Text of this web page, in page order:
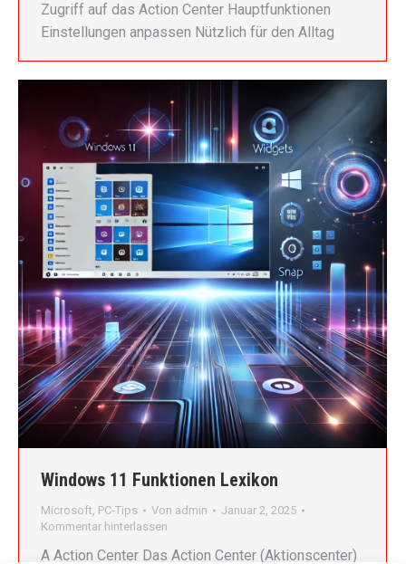
Zugriff auf das Action Center Hauptfunktionen
Einstellungen anpassen Nützlich für den Alltag
Windows 11 Funktionen Lexikon
Microsoft, PC-Tips Von admin
Januar 2, 2025
Kommentar hinterlassen
A Action Center Das Action Center (Aktionscenter)